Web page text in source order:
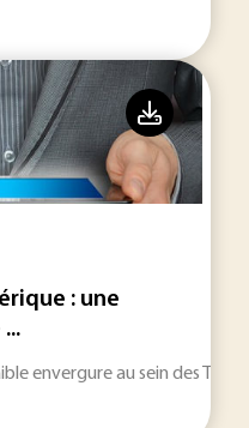
: une
envergure au sein des